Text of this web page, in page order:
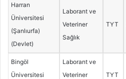
Harran
Üniversitesi
(Şanlıurfa)
(Devlet)
Laborant ve
Veteriner
Sağlık
TYT
Bingöl
Üniversitesi
Laborant ve
Veteriner
TYT